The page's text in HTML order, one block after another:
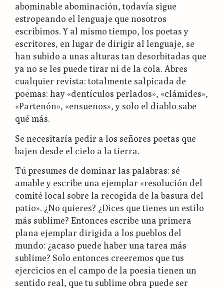
abominable abominación, todavía sigue
estropeando el lenguaje que nosotros
escribimos. Y al mismo tiempo, los poetas y
escritores, en lugar de dirigir al lenguaje, se
han subido a unas alturas tan desorbitadas que
ya no se les puede tirar ni de la cola. Abres
cualquier revista: totalmente salpicada de
poemas: hay «dentículos perlados», «clámides»,
«Partenón», «ensueños», y solo el diablo sabe
qué más.
Se necesitaría pedir a los señores poetas que
bajen desde el cielo a la tierra.
Tú presumes de dominar las palabras: sé
amable y escribe una ejemplar «resolución del
comité local sobre la recogida de la basura del
patio». ¿No quieres? ¿Dices que tienes un estilo
más sublime? Entonces escribe una primera
plana ejemplar dirigida a los pueblos del
mundo: ¿acaso puede haber una tarea más
sublime? Solo entonces creeremos que tus
ejercicios en el campo de la poesía tienen un
sentido real, que tu sublime obra puede ser